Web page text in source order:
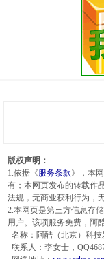
版权声明：
1.依据《服务条款》，本
有；本网页发布的转载作
法规，无商业获利行为，
2.本网页是第三方信息存
用户。该项服务免费，阿
名称：阿酷（北京）科技
联系人：李女士，